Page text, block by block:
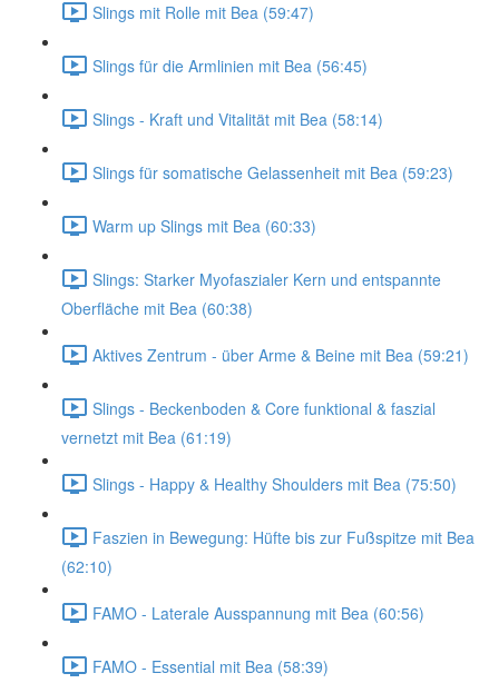
Slings mit Rolle mit Bea (59:47)
Slings für die Armlinien mit Bea (56:45)
Slings - Kraft und Vitalität mit Bea (58:14)
Slings für somatische Gelassenheit mit Bea (59:23)
Warm up Slings mit Bea (60:33)
Slings: Starker Myofaszialer Kern und entspannte
Oberfläche mit Bea (60:38)
Aktives Zentrum - über Arme & Beine mit Bea (59:21)
Slings - Beckenboden & Core funktional & faszial
vernetzt mit Bea (61:19)
Slings - Happy & Healthy Shoulders mit Bea (75:50)
Faszien in Bewegung: Hüfte bis zur Fußspitze mit Bea
(62:10)
FAMO - Laterale Ausspannung mit Bea (60:56)
FAMO - Essential mit Bea (58:39)